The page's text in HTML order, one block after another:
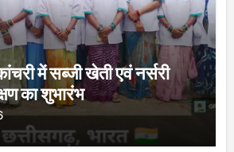
में सब्जी खेती एवं नर्सरी
का शुभारंभ